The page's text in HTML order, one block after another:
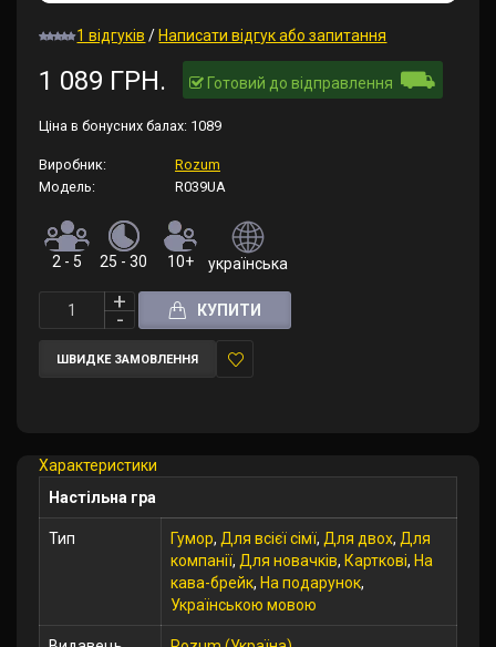
1 відгуків / Написати відгук або запитання
1 089 ГРН. Готовий до відправлення ⛟
Ціна в бонусних балах: 1089
Виробник:
Rozum
Модель:
R039UA
2 - 5 25 - 30 10+ українська
КУПИТИ
ШВИДКЕ ЗАМОВЛЕННЯ
Характеристики
Настільна гра
Тип Гумор, Для всієї сімї, Для двох, Для
компанії, Для новачків, Карткові, На
кава-брейк, На подарунок,
Українською мовою